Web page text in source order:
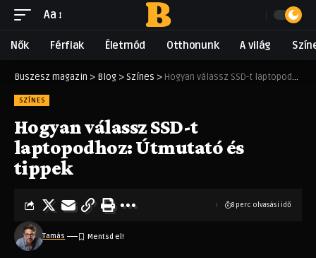
Aa
Nők Férfiak Életmód Otthonunk A világ
Buszesz magazin > Blog >Színes > Hogyan válassz SSD-t laptopodhoz: Útmutató és tippek
SZÍNES
Hogyan válassz SSD-t
laptopodhoz: Útmutató és
tippek
Tamás
8 perc olvasási idő